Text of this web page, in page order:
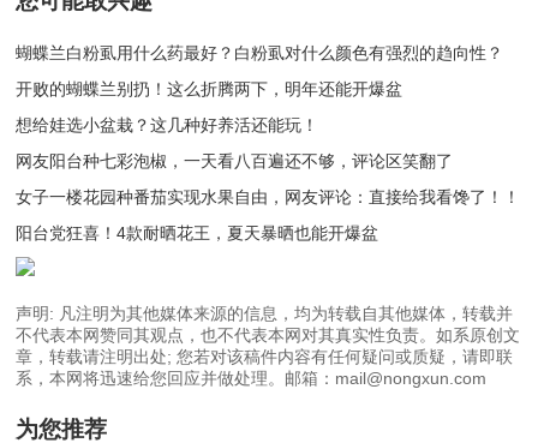
蝴蝶兰白粉虱用什么药最好？白粉虱对什么颜色有强烈的趋向性？
开败的蝴蝶兰别扔！这么折腾两下，明年还能开爆盆
想给娃选小盆栽？这几种好养活还能玩！
网友阳台种七彩泡椒，一天看八百遍还不够，评论区笑翻了
女子一楼花园种番茄实现水果自由，网友评论：直接给我看馋了！！
阳台党狂喜！4款耐晒花王，夏天暴晒也能开爆盆
声明: 凡注明为其他媒体来源的信息，均为转载自其他媒体，转载并
不代表本网赞同其观点，也不代表本网对其真实性负责。如系原创文
章，转载请注明出处; 您若对该稿件内容有任何疑问或质疑，请即联
系，本网将迅速给您回应并做处理。邮箱：mail@nongxun.com
为您推荐